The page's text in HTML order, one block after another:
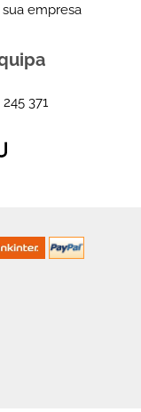
empresa
245 371